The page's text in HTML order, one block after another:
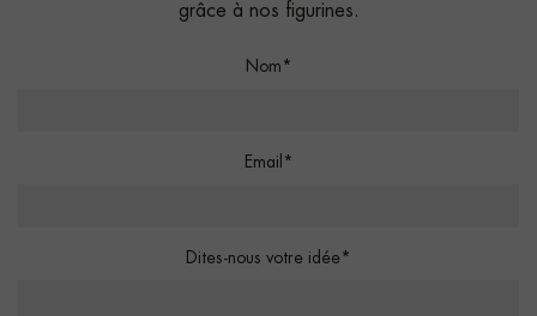
grâce à nos figurines.
Nom*
Email*
Dites-nous votre idée*